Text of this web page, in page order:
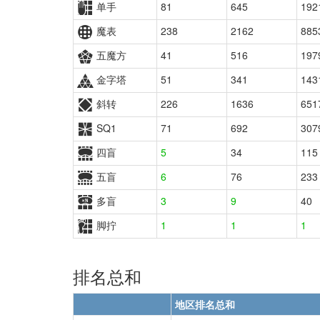
单手 81 645
魔表
238 2162
五魔方
41 516
金字塔
51 341
斜转
226 1636
SQ1
71 692
四盲
5 34
115
五盲
6 76
233
多盲
3 9
40
脚拧
1 1 1
排名总和
地区排名总和